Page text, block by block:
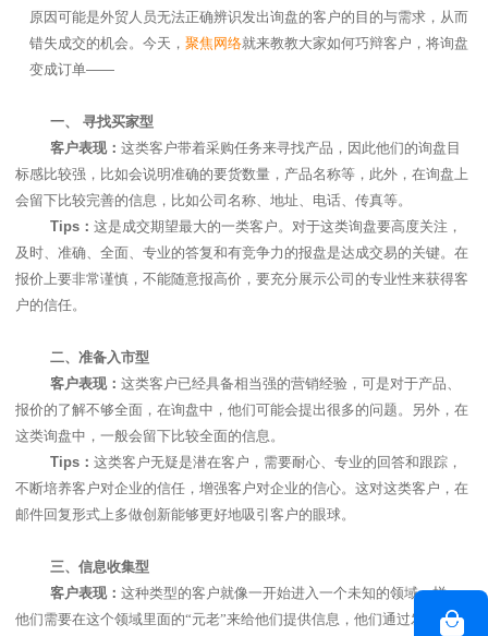
原因可能是外贸人员无法正确辨识发出询盘的客户的目的与需求，从而
错失成交的机会。今天， 聚焦网络就来教教大家如何巧辩客户，将询盘
变成订单——
一、
寻找买家型
客户表现： 这类客户带着采购任务来寻找产品，因此他们的询盘目
标感比较强，比如会说明准确的要货数量，产品名称等，此外，在询盘上
会留下比较完善的信息，比如公司名称、地址、电话、传真等。
Tips： 这是成交期望最大的一类客户。对于这类询盘要高度关注，
及时、准确、全面、专业的答复和有竞争力的报盘是达成交易的关键。在
报价上要非常谨慎，不能随意报高价，要充分展示公司的专业性来获得客
户的信任。
二、 准备入市型
客户表现： 这类客户已经具备相当强的营销经验，可是对于产品、
报价的了解不够全面，在询盘中，他们可能会提出很多的问题。另外，在
这类询盘中，一般会留下比较全面的信息。
Tips： 这类客户无疑是潜在客户，需要耐心、专业的回答和跟踪，
不断培养客户对企业的信任，增强客户对企业的信心。这对这类客户，在
邮件回复形式上多做创新能够更好地吸引客户的眼球。
三、 信息收集型
客户表现： 这种类型的客户就像一开始进入一个未知的领域一样，
他们需要在这个领域里面的“元老”来给他们提供信息，他们通过发出众多